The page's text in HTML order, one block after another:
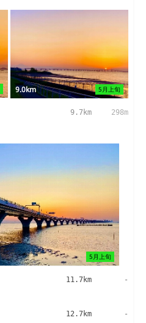
5月上旬
9.0km
9.7km 298m
5月上旬
11.7km -
12.7km -